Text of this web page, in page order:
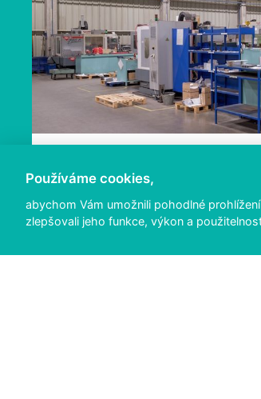
Používáme cookies,
abychom Vám umožnili pohodlné
zlepšovali jeho funkce, výkon a